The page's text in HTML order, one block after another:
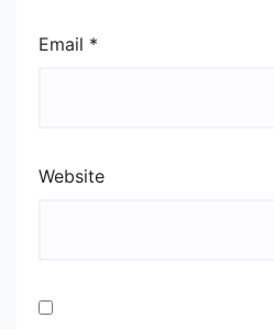
Email *
Website